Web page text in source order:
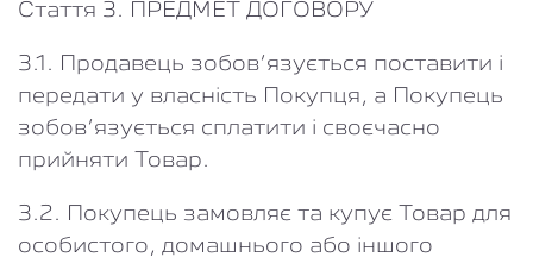
Стаття 3. ПРЕДМЕТ ДОГОВОРУ
3.1. Продавець зобов’язується поставити і
передати у власність Покупця, а Покупець
зобов’язується сплатити і своєчасно
прийняти Товар.
3.2. Покупець замовляє та купує Товар для
особистого, домашнього або іншого